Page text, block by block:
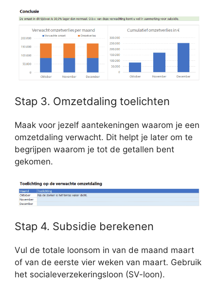
Stap 3. Omzetdaling toelichten
Maak voor jezelf aantekeningen waarom je een
omzetdaling verwacht. Dit helpt je later om te
begrijpen waarom je tot de getallen bent
gekomen.
Stap 4. Subsidie berekenen
Vul de totale loonsom in van de maand maart
of van de eerste vier weken van maart. Gebruik
het socialeverzekeringsloon (SV-loon).